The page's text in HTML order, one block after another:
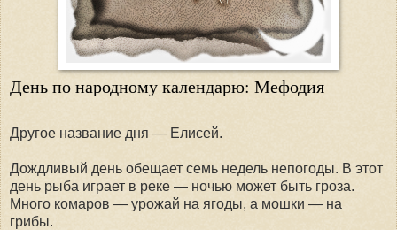
День по народному календарю: Мефодия
Другое название дня — Елисей.
Дождливый день обещает семь недель непогоды. В этот
день рыба играет в реке — ночью может быть гроза.
Много комаров — урожай на ягоды, а мошки — на
грибы.